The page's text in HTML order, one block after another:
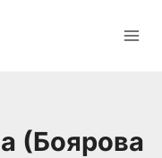
(Боярова